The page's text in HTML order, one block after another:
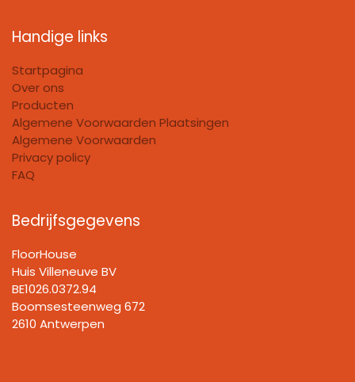
Handige links
Startpagina
Over ons
Producten
Algemene Voorwaarden Plaatsingen
Algemene Voorwaarden
Privacy policy
FAQ
Bedrijfsgegevens
FloorHouse
Huis Villeneuve BV​
BE1026.0372.94
Boomsesteenweg 672
2610 Antwerpen